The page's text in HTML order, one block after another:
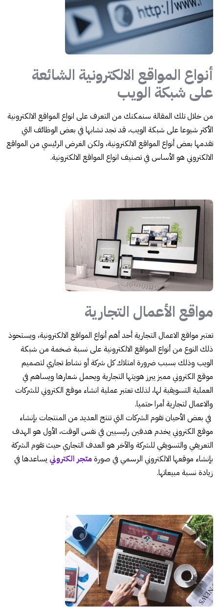
أنواع المواقع الالكترونية الشائعة
على شبكة الويب
من خلال تلك المقالة سنمكنك من التعرف على انواع المواقع الالكترونية
الأكثر شيوعا على شبكة الويب، قد تجد تشابها في بعض الوظائف التي
تقدمها بعض أنواع المواقع الالكترونية، ولكن الغرض الرئيسي من المواقع
الالكتروني هو الأساس في تصنيف انواع المواقع الالكترونية.
مواقع الأعمال التجارية
تعتبر مواقع الاعمال التجارية أحد أهم أنواع المواقع الالكترونية، ويستحوذ
ذلك النوع من أنواع المواقع الالكترونية على نسبة ضخمة من شبكة
الويب وذلك بسبب ضرورة امتلاك كل شركة أو نشاط تجاري لتصميم
موقع الكتروني مميز يبرز هويتها التجارية ويحمل شعارها ويساهم في
العملية التسويقية لها، لذلك تعتبر عملية انشاء موقع الكتروني للشركات
والاعمال لتجارية أمرا حتميا.
في بعض الأحيان تقوم الشركات التي تنتج العديد من المنتجات بإنشاء
موقع الكتروني يخدم هدفين رئيسيين في نفس الوقت، الأول هو الهدف
التعريفي والتسويقي للشركة والآخر هو العدف التجاري حيث تقوم الشركة
بإنشاء موقعها الالكتروني الرسمي في صورةمتجر الكتروني يساعدها في
زيادة نسبة مبيعاتها.